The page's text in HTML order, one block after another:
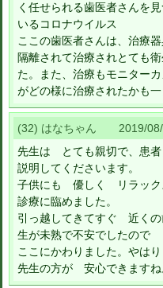
く任せられる歯医者さんを
いるコロナウイルス
ここの歯医者さんは、治療
隔離されて治療されとても
た。また、治療もモニター
がどの様に治療されたかも
(32) はなちゃん 2019/
先生は とても親切で、患者
説明してくださいます。
子供にも 優しく リラック
診療に臨めました。
引っ越してきてすぐ 近くの
生が未熟で不安でしたので
ここにかわりました。やは
先生の方が 安心できますね